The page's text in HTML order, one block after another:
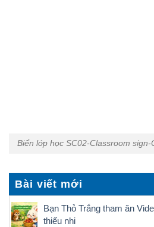
Biển lớp học SC02-Classroom sign-
Bài viết mới
Bạn Thỏ Trắng tham ăn
thiếu nhi